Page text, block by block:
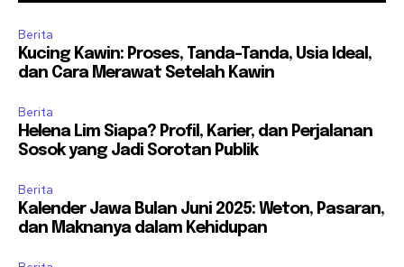
Berita
Kucing Kawin: Proses, Tanda-Tanda, Usia Ideal,
dan Cara Merawat Setelah Kawin
Berita
Helena Lim Siapa? Profil, Karier, dan Perjalanan
Sosok yang Jadi Sorotan Publik
Berita
Kalender Jawa Bulan Juni 2025: Weton, Pasaran,
dan Maknanya dalam Kehidupan